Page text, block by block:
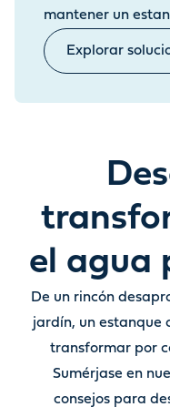
mantener un
Explorar
el agua
De un rincón
jardín, un estanque
transformar por
Sumérjase en
consejos para